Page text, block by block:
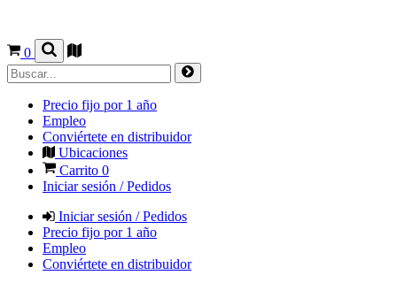
0
Precio fijo por 1 año
Empleo
Conviértete en distribuidor
Ubicaciones
Carrito 0
Iniciar sesión / Pedidos
Iniciar sesión / Pedidos
Precio fijo por 1 año
Empleo
Conviértete en distribuidor